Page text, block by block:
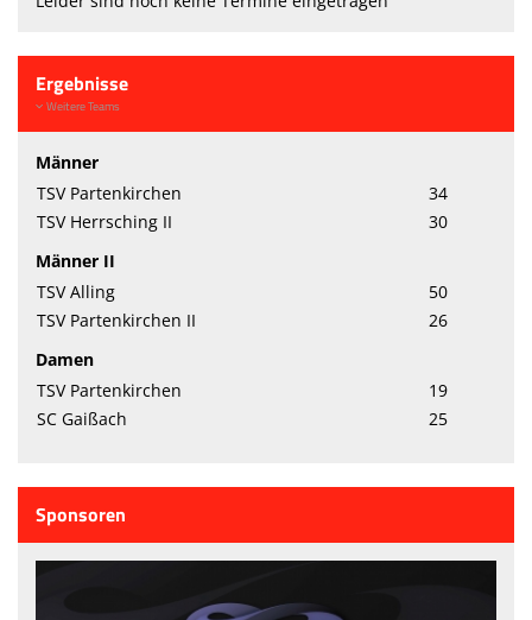
Ergebnisse
Weitere Teams
Männer
TSV Partenkirchen
34
TSV Herrsching II
30
Männer II
TSV Alling
50
TSV Partenkirchen II
26
Damen
TSV Partenkirchen
19
SC Gaißach
25
Sponsoren